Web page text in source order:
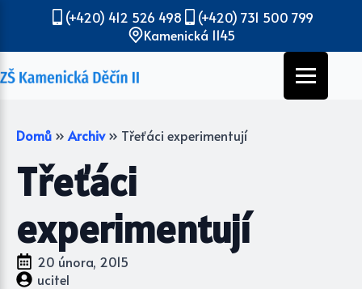
(+420) 412 526 498
(+420) 731 500 799
Kamenická 1145
Domů » Archiv » Třeťáci experimentují
Třeťáci
experimentují
20 února, 2015
ucitel